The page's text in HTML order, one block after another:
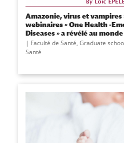
Amazonie, virus et vampires
webinaires « One Health -
Diseases » a révélé au monde
Faculté de Santé, Graduate
Santé